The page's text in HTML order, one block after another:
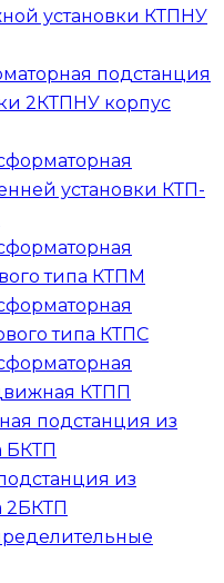
установки КТПНУ
подстанция
2КТПНУ корпус
установки КТП-
типа КТПМ
типа КТПС
КТПП
подстанция из
БКТП
из
2БКТП